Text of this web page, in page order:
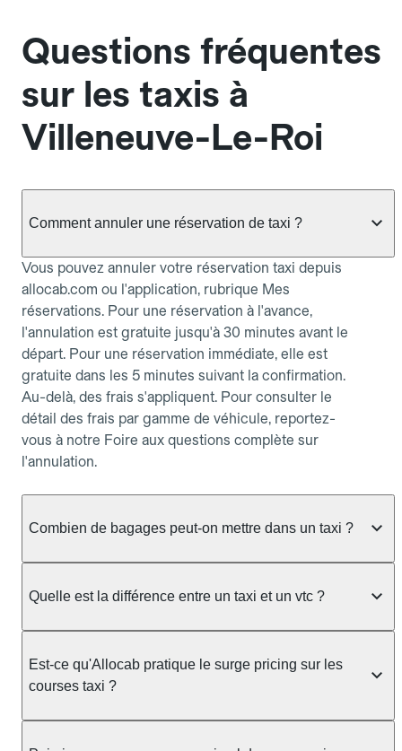
Questions fréquentes
sur les taxis à
Villeneuve-Le-Roi
Comment annuler une réservation de taxi ?
Vous pouvez annuler votre réservation taxi depuis
allocab.com ou l'application, rubrique Mes
réservations. Pour une réservation à l'avance,
l'annulation est gratuite jusqu'à 30 minutes avant le
départ. Pour une réservation immédiate, elle est
gratuite dans les 5 minutes suivant la confirmation.
Au-delà, des frais s'appliquent. Pour consulter le
détail des frais par gamme de véhicule, reportez-
vous à notre Foire aux questions complète sur
l'annulation.
Combien de bagages peut-on mettre dans un taxi ?
taxi berline accueille en général jusqu'à 3 bagages
ou nombreux, précisez-le dans le champ "Message
au chauffeur" lors de la réservation. Le prix n'est
pas impacté par le nombre de bagages.
Quelle est la différence entre un taxi et un vtc ?
prendre en charge directement dans la rue, à une
station ou sur réservation, avec un tarif au
réservation et propose un prix fixe annoncé à
Est-ce qu'Allocab pratique le surge pricing sur les
courses taxi ?